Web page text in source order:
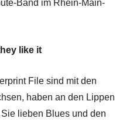
Band im Rhein-Main-
like it
File sind mit den
haben an den Lippen
lieben Blues und den